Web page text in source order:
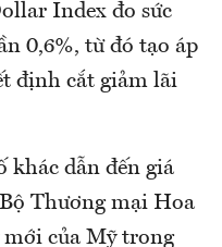
Index đo sức
0,6%, từ đó tạo áp
định cắt giảm lãi
khác dẫn đến giá
Thương mại Hoa
mới của Mỹ trong